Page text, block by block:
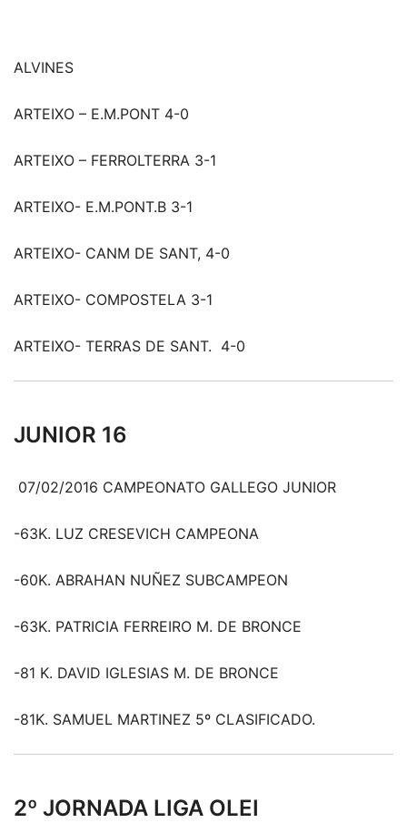
ALVINES
ARTEIXO – E.M.PONT 4-0
ARTEIXO – FERROLTERRA 3-1
ARTEIXO- E.M.PONT.B 3-1
ARTEIXO- CANM DE SANT, 4-0
ARTEIXO- COMPOSTELA 3-1
ARTEIXO- TERRAS DE SANT. 4-0
JUNIOR 16
07/02/2016 CAMPEONATO GALLEGO JUNIOR
-63K. LUZ CRESEVICH CAMPEONA
-60K. ABRAHAN NUÑEZ SUBCAMPEON
-63K. PATRICIA FERREIRO M. DE BRONCE
-81 K. DAVID IGLESIAS M. DE BRONCE
-81K. SAMUEL MARTINEZ 5º CLASIFICADO.
2º JORNADA LIGA OLEI